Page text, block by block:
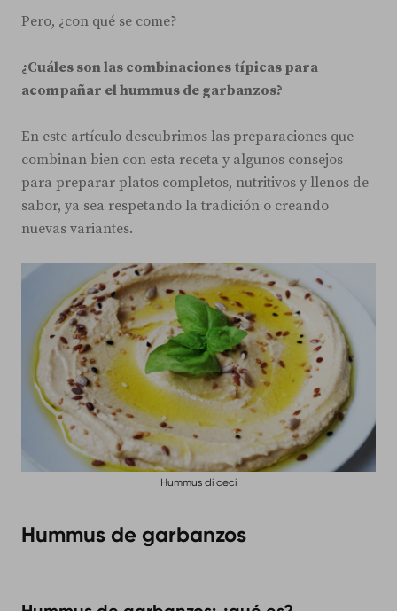
Pero, ¿con qué se come?
¿Cuáles son las combinaciones típicas para
acompañar el hummus de garbanzos?
En este artículo descubrimos las preparaciones que
combinan bien con esta receta y algunos consejos
para preparar platos completos, nutritivos y llenos de
sabor, ya sea respetando la tradición o creando
nuevas variantes.
Hummus di ceci
Hummus de garbanzos